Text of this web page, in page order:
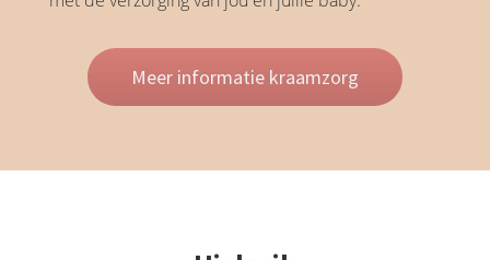
Meer informatie kraamzorg